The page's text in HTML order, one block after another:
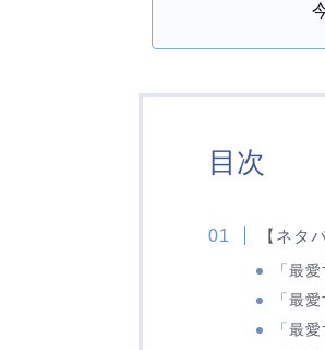
目次
【ネタ
「最
「最
「最